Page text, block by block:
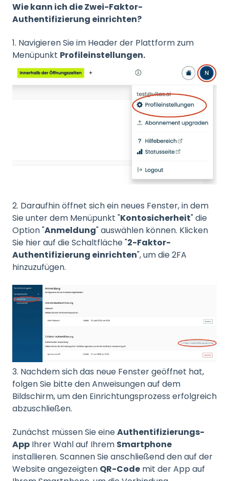
Wie kann ich die Zwei-Faktor-
Authentifizierung einrichten?
1. Navigieren Sie im Header der Plattform zum
Menüpunkt Profileinstellungen.
2. Daraufhin öffnet sich ein neues Fenster, in dem
Sie unter dem Menüpunkt "Kontosicherheit" die
Option "Anmeldung" auswählen können. Klicken
Sie hier auf die Schaltfläche "2-Faktor-
Authentifizierung einrichten", um die 2FA
hinzuzufügen.
3. Nachdem sich das neue Fenster geöffnet hat,
folgen Sie bitte den Anweisungen auf dem
Bildschirm, um den Einrichtungsprozess erfolgreich
abzuschließen.
Zunächst müssen Sie eineAuthentifizierungs-
App Ihrer Wahl auf Ihrem Smartphone
installieren. Scannen Sie anschließend den auf der
Website angezeigten QR-Code mit der App auf